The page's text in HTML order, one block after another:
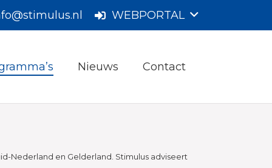
WEBPORTAL
Nieuws Contact
Nederland en Gelderland. Stimulus adviseert